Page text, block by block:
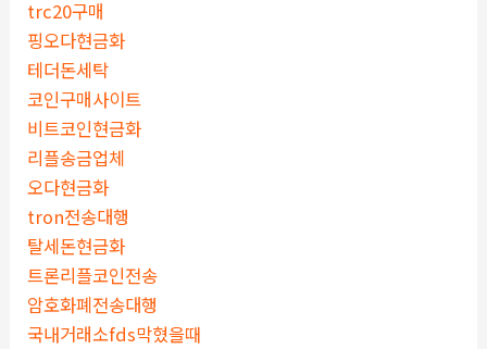
trc20구매
핑오다현금화
테더돈세탁
코인구매사이트
비트코인현금화
리플송금업체
오다현금화
tron전송대행
탈세돈현금화
트론리플코인전송
암호화폐전송대행
국내거래소fds막혔을때